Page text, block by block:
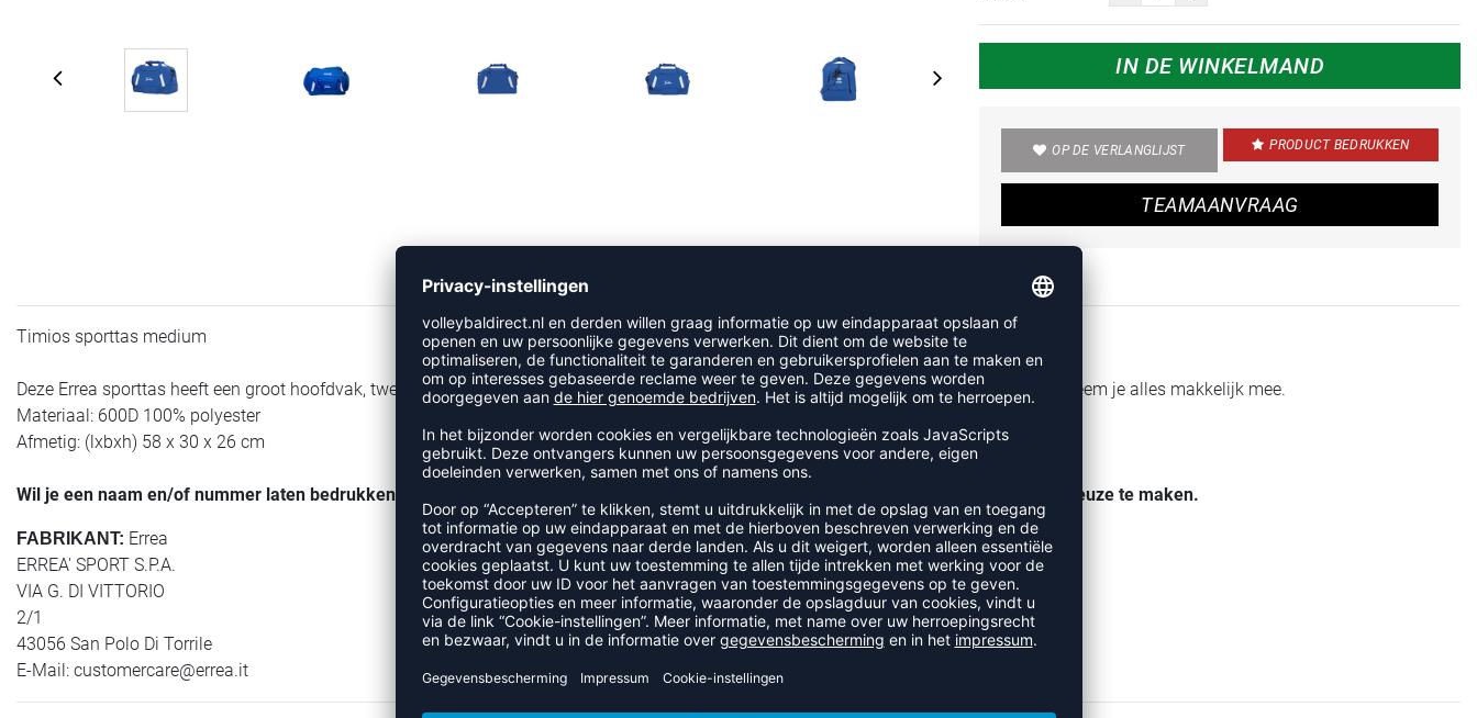
IN DE WINKELMAND
OP DE VERLANGLIJST PRODUCT BEDRUKKEN
TEAMAANVRAAG
Timios sporttas medium
Deze Errea sporttas heeft een groot hoofdvak, twee zijvakken en een voorvak. Door de verschillende vakken, handvaten en schouderriem neem je alles makkelijk mee.
Materiaal: 600D 100% polyester
Afmetig: (lxbxh) 58 x 30 x 26 cm
Wil je een naam en/of nummer laten bedrukken? Klik dan op de rode button PRODUCT BEDRUKKEN voor de mogelijkheden en om je keuze te maken.
FABRIKANT: Errea
ERREA' SPORT S.P.A.
VIA G. DI VITTORIO
2/1
43056 San Polo Di Torrile
E-Mail: customercare@errea.it